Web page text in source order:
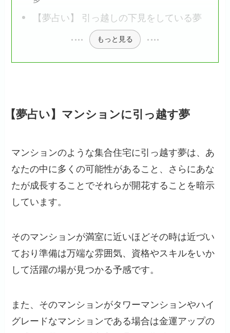
【夢占い】 引っ越しの下見をしている夢
もっと見る
【夢占い】マンションに引っ越す夢
マンションのような集合住宅に引っ越す夢は、あ
なたの中に多くの可能性があること、さらにあな
たが成長することでそれらが開花することを暗示
しています。
そのマンションが満室に近いほどその時は近づい
ており準備は万端な雰囲気、資格やスキルをいか
して活躍の場が見つかる予感です。
また、そのマンションがタワーマンションやハイ
グレードなマンションである場合は金運アップの